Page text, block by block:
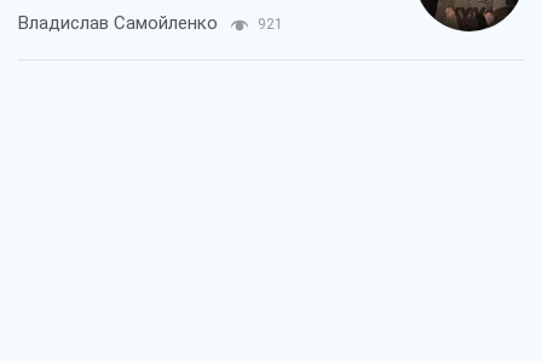
Владислав Самойленко 921